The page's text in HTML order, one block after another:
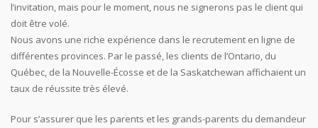
l’invitation, mais pour le moment, nous ne signerons pas le client qui
doit être volé.
Nous avons une riche expérience dans le recrutement en ligne de
différentes provinces. Par le passé, les clients de l’Ontario, du
Québec, de la Nouvelle-Écosse et de la Saskatchewan affichaient un
taux de réussite très élevé.
Pour s’assurer que les parents et les grands-parents du demandeur